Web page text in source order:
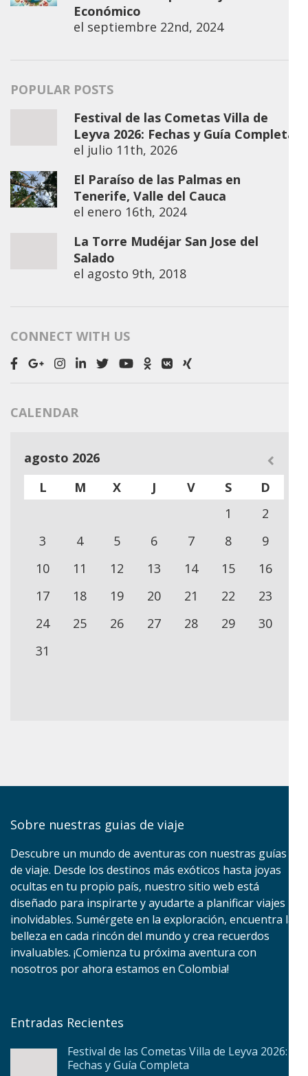
Económico
el septiembre 22nd, 2024
POPULAR POSTS
Festival de las Cometas Villa de
Leyva 2026: Fechas y Guía Completa
el julio 11th, 2026
El Paraíso de las Palmas en
Tenerife, Valle del Cauca
el enero 16th, 2024
La Torre Mudéjar San Jose del
Salado
el agosto 9th, 2018
CONNECT WITH US
CALENDAR
agosto 2026
L
M X J V S
D
1
2
3
4 5 6 7 8
9
10
11 12 13 14 15
16
17
18 19 20 21 22
23
24
25 26 27 28 29
30
31
Sobre nuestras guias de viaje
Descubre un mundo de aventuras con nuestras guías
de viaje. Desde los destinos más exóticos hasta joyas
ocultas en tu propio país, nuestro sitio web está
diseñado para inspirarte y ayudarte a planificar viajes
inolvidables. Sumérgete en la exploración, encuentra la
belleza en cada rincón del mundo y crea recuerdos
invaluables. ¡Comienza tu próxima aventura con
nosotros por ahora estamos en Colombia!
Entradas Recientes
Festival de las Cometas Villa de Leyva 2026:
Fechas y Guía Completa